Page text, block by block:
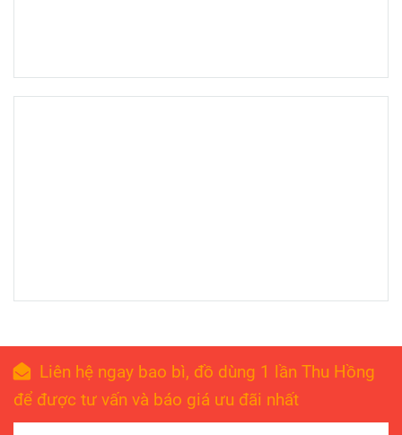
Liên hệ ngay bao bì, đồ dùng 1 lần Thu Hồng
để được tư vấn và báo giá ưu đãi nhất